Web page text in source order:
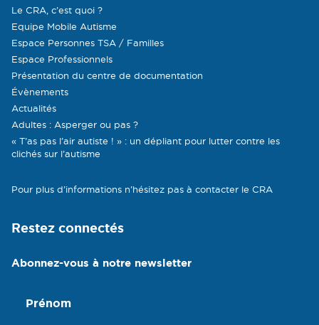
Le CRA, c’est quoi ?
Equipe Mobile Autisme
Espace Personnes TSA / Familles
Espace Professionnels
Présentation du centre de documentation
Évènements
Actualités
Adultes : Asperger ou pas ?
« T’as pas l’air autiste ! » : un dépliant pour lutter contre les
clichés sur l’autisme
Pour plus d’informations n’hésitez pas à contacter le CRA
Restez connectés
Abonnez-vous à notre newsletter
Prénom